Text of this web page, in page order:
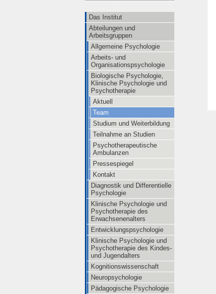
Das Institut
Abteilungen und
Arbeitsgruppen
Allgemeine Psychologie
Arbeits- und
Organisationspsychologie
Biologische Psychologie,
Klinische Psychologie und
Psychotherapie
Aktuell
Team
Studium und Weiterbildung
Teilnahme an Studien
Psychotherapeutische
Ambulanzen
Pressespiegel
Kontakt
Diagnostik und Differentielle
Psychologie
Klinische Psychologie und
Psychotherapie des
Erwachsenenalters
Entwicklungspsychologie
Klinische Psychologie und
Psychotherapie des Kindes-
und Jugendalters
Kognitionswissenschaft
Neuropsychologie
Pädagogische Psychologie